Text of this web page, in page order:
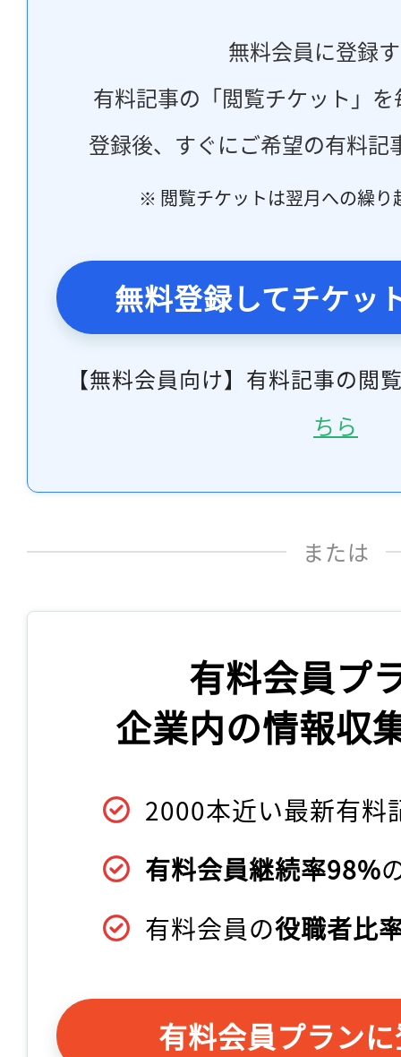
無料会員に登録
有料記事の「閲覧チケット」
登録後、すぐにご希望の有料記
※ 閲覧チケットは翌月への繰り
無料登録してチケッ
【無料会員向け】有料記事の閲
ちら
または
有料会員プ
企業内の情報収
2000本近い最新有料
有料会員継続率98%
有料会員の役職者比
有料会員プラン